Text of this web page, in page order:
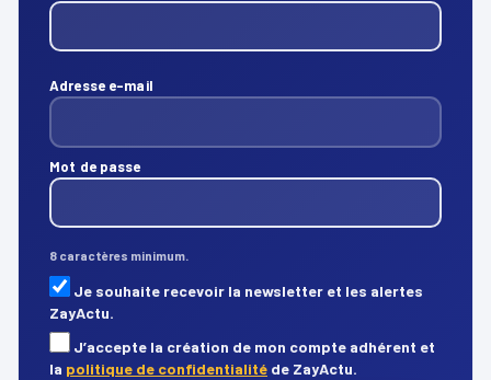
Adresse e-mail
Mot de passe
8 caractères minimum.
Je souhaite recevoir la newsletter et les alertes
ZayActu.
J’accepte la création de mon compte adhérent et
la politique de confidentialité de ZayActu.